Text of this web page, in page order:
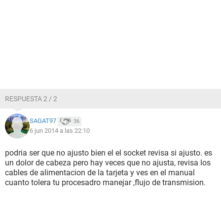
RESPUESTA 2 / 2
SAGAT97 36
6 jun 2014 a las 22:10
podria ser que no ajusto bien el el socket revisa si ajusto. es
un dolor de cabeza pero hay veces que no ajusta, revisa los
cables de alimentacion de la tarjeta y ves en el manual
cuanto tolera tu procesadro manejar ,flujo de transmision.